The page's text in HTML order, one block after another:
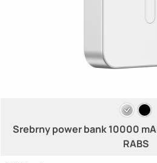
Srebrny power bank 10000
RABS